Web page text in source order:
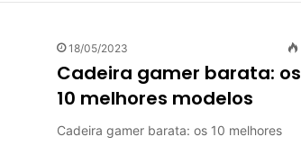
18/05/2023
Cadeira gamer barata: os
10 melhores modelos
Cadeira gamer barata: os 10 melhores